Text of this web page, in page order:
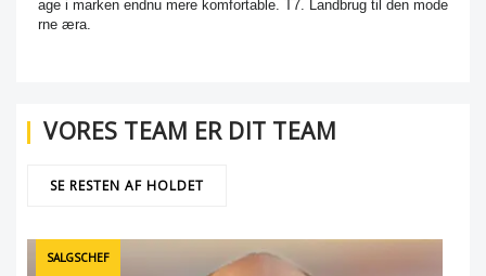
age i marken endnu mere komfortable. T7. Landbrug til den mode
rne æra.
VORES TEAM ER DIT TEAM
SE RESTEN AF HOLDET
SALGSCHEF